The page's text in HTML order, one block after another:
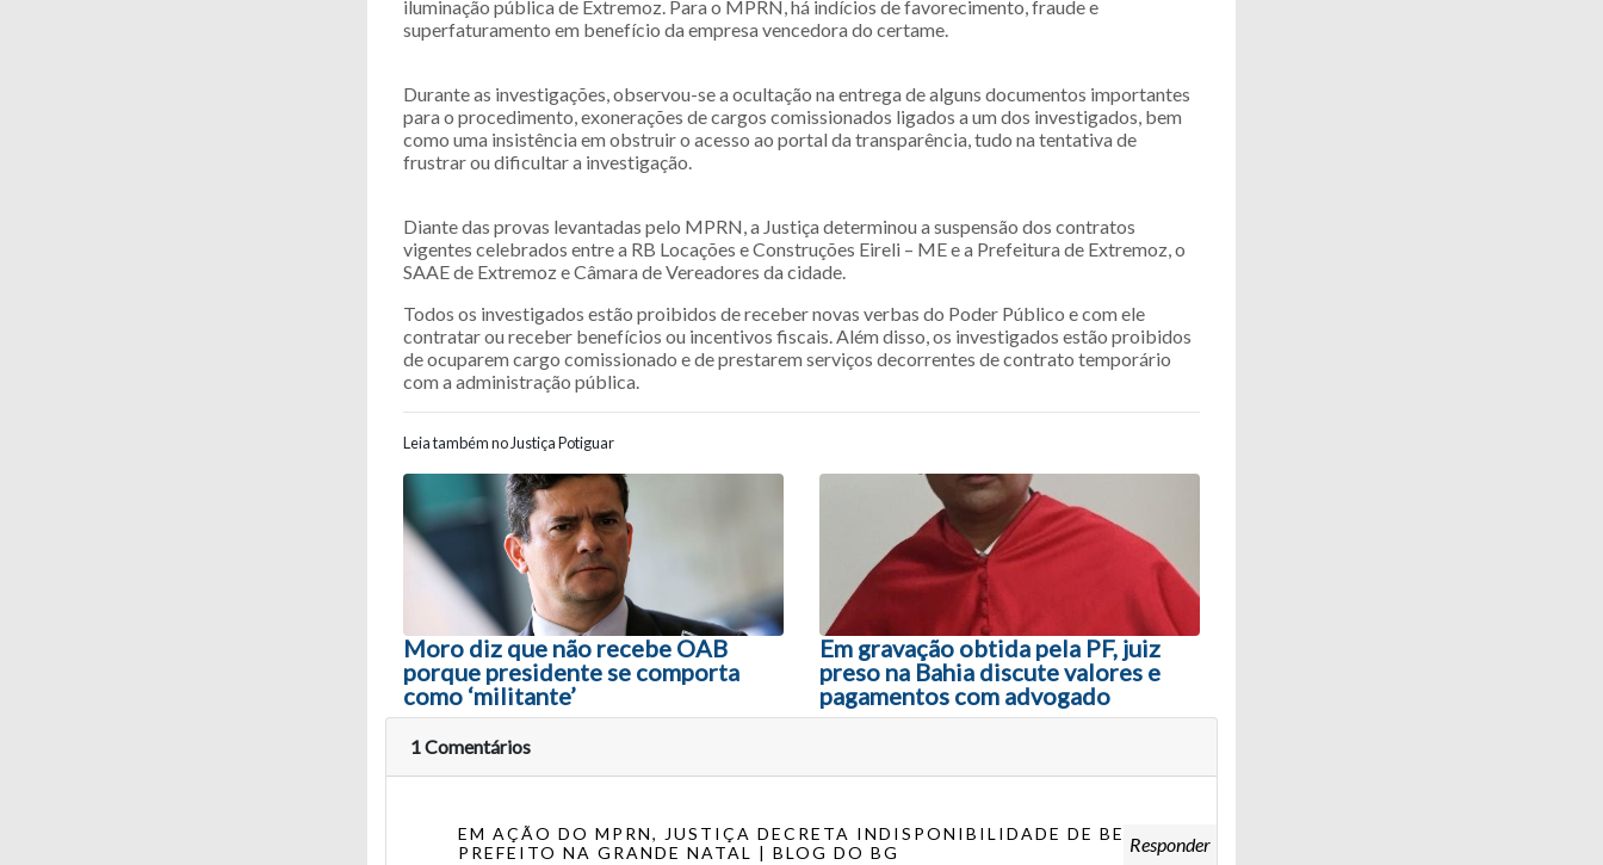
iluminação pública de Extremoz. Para o MPRN, há indícios de favorecimento, fraude e
superfaturamento em benefício da empresa vencedora do certame.
Durante as investigações, observou-se a ocultação na entrega de alguns documentos importantes
para o procedimento, exonerações de cargos comissionados ligados a um dos investigados, bem
como uma insistência em obstruir o acesso ao portal da transparência, tudo na tentativa de
frustrar ou dificultar a investigação.
Diante das provas levantadas pelo MPRN, a Justiça determinou a suspensão dos contratos
vigentes celebrados entre a RB Locações e Construções Eireli – ME e a Prefeitura de Extremoz, o
SAAE de Extremoz e Câmara de Vereadores da cidade.
Todos os investigados estão proibidos de receber novas verbas do Poder Público e com ele
contratar ou receber benefícios ou incentivos fiscais. Além disso, os investigados estão proibidos
de ocuparem cargo comissionado e de prestarem serviços decorrentes de contrato temporário
com a administração pública.
Leia também no Justiça Potiguar
Navegação entre posts
Moro diz que não recebe OAB
porque presidente se comporta
como ‘militante’
Em gravação obtida pela PF, juiz
preso na Bahia discute valores e
pagamentos com advogado
1 Comentários
EM AÇÃO DO MPRN, JUSTIÇA DECRETA INDISPONIBILIDADE DE BENS DE
PREFEITO NA GRANDE NATAL | BLOG DO BG
Responder